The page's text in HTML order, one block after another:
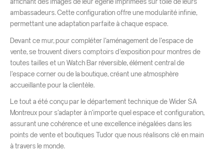
affichant des images de leur égérie imprimées sur toile de leurs
ambassadeurs. Cette configuration offre une modularité infinie,
permettant une adaptation parfaite à chaque espace.
Devant ce mur, pour compléter l’aménagement de l’espace de
vente, se trouvent divers comptoirs d’exposition pour montres de
toutes tailles et un Watch Bar réversible, élément central de
l’espace corner ou de la boutique, créant une atmosphère
accueillante pour la clientèle.
Le tout a été conçu par le département technique de Wider SA
Montreux pour s’adapter à n’importe quel espace et configuration,
assurant une cohérence et une excellence inégalées dans les
points de vente et boutiques Tudor que nous réalisons clé en main
à travers le monde.